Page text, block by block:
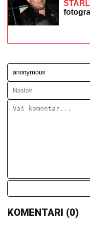
"VARA LJUDE I
na meni prevare,
nogu
zbog